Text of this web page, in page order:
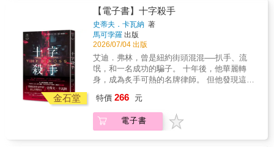
的真相…… ──張大魯（攝影師） 推理小說最
深層、最令人無可自拔的閱讀魅力，不是暗號
破解，也不是密室殺人，更不是血腥的連環凶
殺，而是「直挺挺地往危險衝去」的探索歷程
──揪出險惡的凶手、揭開事件的真相。過去我
們多半跟隨名偵探的正義腳印，翻開此書，你
跟隨的則是謎樣又危險的女孩莎蘭德──有什麼
故事能比這個「雙重危險」的劇情還要精采？
──冬陽（推理評論家） 看完這本書，只能說真
「千禧三部曲」肯定會在出版史上留下一席之
地。特別是《直搗蜂窩的女孩》，更是飛車從
最高峰直轉急下最驚心動魄又最驚險刺激的時
蘭德登場震撼之作！失蹤少女、豪門祕密、連
環罪案，跨越四十年的調查，兩個格格不入的
靈魂，聯手揭開人性最黑暗的深淵。《玩火的
女孩》FLICKAN SOM LEKTE MED ELDEN面
對全世界的追捕，莎蘭德選擇反擊！她發現阻
止恐懼最有效的方法，就是幻想一些能帶來力
量的事物，於是她閉上眼睛，想像汽油的味
道……《直搗蜂窩的女孩》LUFTSLOTTET
SOM SPRÄNGDES從個人復仇到國家醜聞，
從祕密行動到法庭交鋒，所有伏筆在此匯聚，
引爆千禧三部曲震撼終局。
1台灣高中職百校師長推薦「驚悚推理，這些可
精彩」瑞典每日新聞譽為「年度最大文化輸
出」★☆ 他們如此說莎蘭德 ☆★ 歡迎進入文
學的不朽殿堂，莎蘭德！ ──馬利歐．巴爾加
斯．尤薩（諾貝爾文學獎得主） 若莎蘭德出現
在現實生活中，將是令人難忘的一位女孩。她
聰明、暴力、我行我素，還是位技巧高超的女
是一位非常特別的女主角。有時想想，上帝造
人真是不公平，把有些人做得很精緻、有些人
就隨便做做，但祂很認真地造了拉森這位作
家。而正因為他的故事說得太好了，所以上帝
那邊聽說過週四謀殺俱樂部另類的查案手法，
於是找上他們求救。隔天，伊莉莎白帶著喬伊
絲前往尼克給的住家地址，卻發現那裡已被人
砸窗破門、翻箱倒櫃，尼克則不見人影。喬安
娜和保羅收到尼克傳的文字簡訊，但訊息中異
常的用字顯示背後疑似有他人冒充。 原來，尼
克經營機密資料儲存業務，他和合夥人曾經以
筆鉅款。他們兩人各有一組密碼，要同時輸
入，才能開啟儲存櫃拿到提取加密貨幣所需的
私鑰；若是其中一個人死亡，他們委託的律師
遇到這種狀況：葬禮太多，婚禮太少。」 藏身
養老社區中的推理辦案同好會「週四謀殺俱樂
部」解決過諸多警方束手無策的懸案與自己身
邊的謎團，但也見識過太多的生離死別，讓他
們衷心希望日子能換換口味，少一點命案、屍
體、間諜，多一點愛與歡樂。 願望很快就實現
了──俱樂部成員喬伊絲的女兒喬安娜即將舉辦
婚禮，新郎保羅是個一表人才的社會學教授，
讓丈母娘和夥伴們都相當滿意。然而，就在這
的靈魂人物伊莉莎白，表示有人企圖謀殺他。
尼克出門前發現車子被人安裝了炸彈，卻又不
想破壞朋友的大喜之日，只好假裝鎮定，照常
金石堂
【電子書】十字殺手
史蒂夫．卡瓦納 著
馬可孛羅 出版
2026/07/04 出版
艾迪．弗林，曾是紐約街頭混混──扒手、流
氓，和一名成功的騙子。 十年後，他華麗轉
身，成為炙手可熱的名牌律師。 但他發現這兩
美亞馬遜超過4.5星評價 英國驚悚小說天王李．
查德Ｘ美國頂級暢銷作家麥可．康納利 指名推
薦 英國犯罪作家學會金匕首獎得主 史蒂夫．
特價 266 元
電子書